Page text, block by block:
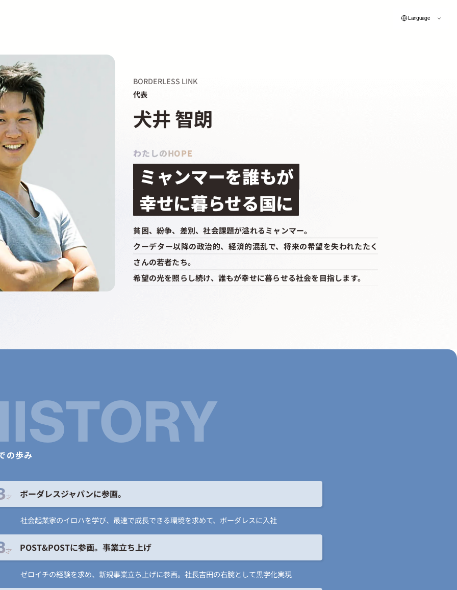
Language
BORDERLESS LINK
代表
犬井 智朗
わたしのHOPE
ミャンマーを誰もが
幸せに暮らせる国に
貧困、紛争、差別、社会課題が溢れるミャンマー。
クーデター以降の政治的、経済的混乱で、将来の希望を失われたたく
さんの若者たち。
希望の光を照らし続け、誰もが幸せに暮らせる社会を目指します。
の歩み
才 ボーダレスジャパンに参画。
社会起業家のイロハを学び、最速で成長できる環境を求めて、ボーダレスに入社
才 POST&POSTに参画。事業立ち上げ
ゼロイチの経験を求め、新規事業立ち上げに参画。社長吉田の右腕として黒字化実現